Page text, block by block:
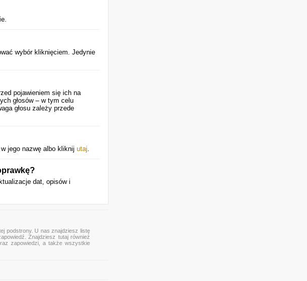
wybór kliknięciem. Jedynie
pojawieniem się ich na
głosów – w tym celu
głosu zależy przede
jego nazwę albo kliknij utaj.
dat, opisów i
podstrony. U nas znajdziesz listę
Znajdziesz tutaj również
zapowiedzi, a także wszystkie